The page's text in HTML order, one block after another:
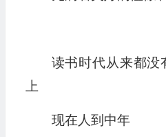
读书时代从来都没
上
现在人到中年